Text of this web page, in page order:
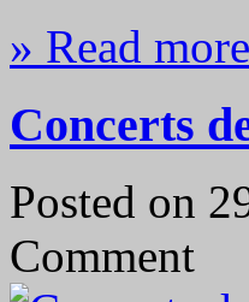
» Read more
Concerts
Posted on
Comment